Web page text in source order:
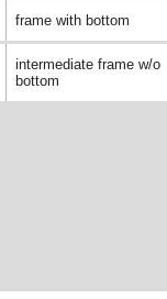
frame with bottom
intermediate frame w/o
bottom